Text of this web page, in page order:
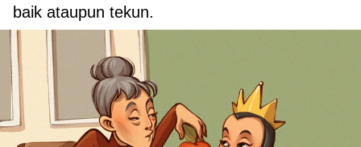
baik ataupun tekun.